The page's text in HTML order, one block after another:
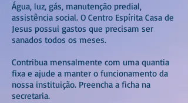
Água, luz, gás, manutenção predial,
assistência social. O Centro Espírita Casa de
Jesus possui gastos que precisam ser
sanados todos os meses.
Contribua mensalmente com uma quantia
fixa e ajude a manter o funcionamento da
nossa instituição. Preencha a ficha na
secretaria.